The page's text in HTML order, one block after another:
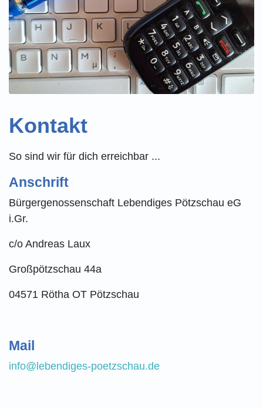
Kontakt
So sind wir für dich erreichbar ...
Anschrift
Bürgergenossenschaft Lebendiges Pötzschau eG
i.Gr.
c/o Andreas Laux
Großpötzschau 44a
04571 Rötha OT Pötzschau
Mail
info@lebendiges-poetzschau.de